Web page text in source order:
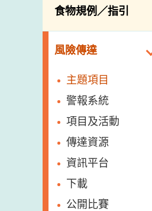
食物事故應變及管
理
食物消費量調查
口檢驗
息
獸醫藥物在食用動
物上的使用
屠房及疾病監測
宰前檢驗
宰後檢驗
豬隻流感病毒監測
結果
屠房及肉類檢驗
食物規例／指引
風險傳達
主題項目
警報系統
項目及活動
傳達資源
資訊平台
下載
公開比賽